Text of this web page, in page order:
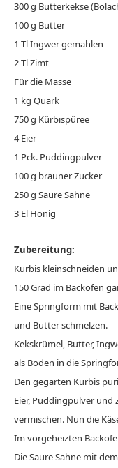
300 g Butterkekse
100 g Butter
1 Tl Ingwer gemahlen
2 Tl Zimt
Für die Masse
1 kg Quark
750 g Kürbispüree
4 Eier
1 Pck. Puddingpulver
100 g brauner Zucker
250 g Saure Sahne
3 El Honig
Zubereitung:
Kürbis kleinschneiden
150 Grad im Backofen
Eine Springform mit
und Butter schmelzen.
Kekskrümel, Butter,
als Boden in die
Den gegarten Kürbis
Eier, Puddingpulver und
vermischen. Nun die
Im vorgeheizten
Die Saure Sahne mit